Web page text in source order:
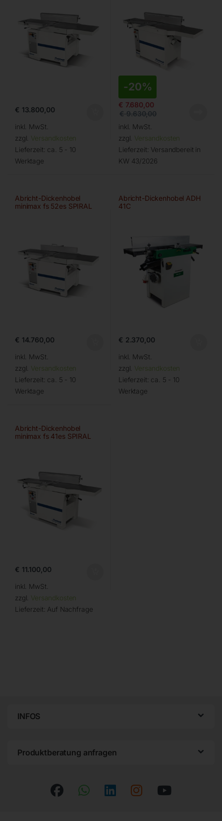
€ 13.800,00
inkl. MwSt.
zzgl. Versandkosten
Lieferzeit: ca. 5 - 10
Werktage
-20%
€ 7.680,00
€9.630,00
inkl. MwSt.
zzgl. Versandkosten
Lieferzeit: Versandbereit in
KW 43/2026
Abricht-Dickenhobel
minimax fs 52es SPIRAL
€ 14.760,00
inkl. MwSt.
zzgl. Versandkosten
Lieferzeit: ca. 5 - 10
Werktage
Abricht-Dickenhobel ADH
41C
€ 2.370,00
inkl. MwSt.
zzgl. Versandkosten
Lieferzeit: ca. 5 - 10
Werktage
Abricht-Dickenhobel
minimax fs 41es SPIRAL
€ 11.100,00
inkl. MwSt.
zzgl. Versandkosten
Lieferzeit: Auf Nachfrage
INFOS
Produktberatung anfragen